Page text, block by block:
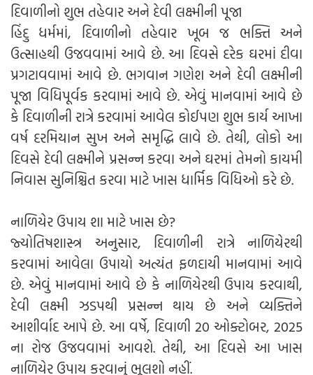
દિવાળીનો શુભ તહેવાર અને દેવી લક્ષ્મીની પૂજા
હિંદુ ધર્મમાં, દિવાળીનો તહેવાર ખૂબ જ ભક્તિ અને
ઉત્સાહથી ઉજવવામાં આવે છે. આ દિવસે દરેક ઘરમાં દીવા
પ્રગટાવવામાં આવે છે. ભગવાન ગણેશ અને દેવી લક્ષ્મીની
પૂજા વિધિપૂર્વક કરવામાં આવે છે. એવું માનવામાં આવે છે
કે દિવાળીની રાત્રે કરવામાં આવેલ કોઈપણ શુભ કાર્ય આખા
વર્ષ દરમિયાન સુખ અને સમૃદ્ધિ લાવે છે. તેથી, લોકો આ
દિવસે દેવી લક્ષ્મીને પ્રસન્ન કરવા અને ઘરમાં તેમનો કાયમી
નિવાસ સુનિશ્ચિત કરવા માટે ખાસ ધાર્મિક વિધિઓ કરે છે.
નાળિયેર ઉપાય શા માટે ખાસ છે?
જ્યોતિષશાસ્ત્ર અનુસાર, દિવાળીની રાત્રે નાળિયેરથી
કરવામાં આવેલા ઉપાયો અત્યંત ફળદાયી માનવામાં આવે
છે. એવું માનવામાં આવે છે કે નાળિયેરથી ઉપાય કરવાથી,
દેવી લક્ષ્મી ઝડપથી પ્રસન્ન થાય છે અને વ્યક્તિને
આશીર્વાદ આપે છે. આ વર્ષે, દિવાળી 20 ઓક્ટોબર, 2025
ના રોજ ઉજવવામાં આવશે. તેથી, આ દિવસે આ ખાસ
નાળિયેર ઉપાય કરવાનું ભૂલશો નહીં.